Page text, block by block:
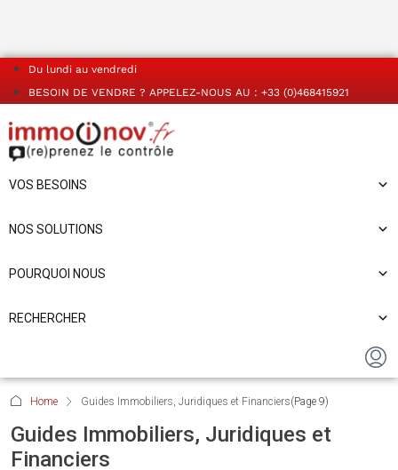
Du lundi au vendredi
BESOIN DE VENDRE ? APPELEZ-NOUS AU : +33 (0)468415921
VOS BESOINS
NOS SOLUTIONS
POURQUOI NOUS
RECHERCHER
Home Guides Immobiliers, Juridiques et Financiers(Page 9)
Guides Immobiliers, Juridiques et
Financiers